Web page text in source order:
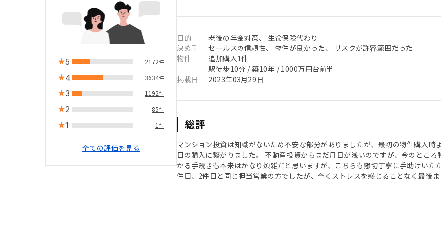
5 2172件
4 3634件
3 1192件
2 85件
1 1件
全ての評価を見る
目的
老後の年金対策、 生命保険代わり
決め手
セールスの信頼性、 物件が良かった、 リスクが許容範囲だった
物件
追加購入1件
駅徒歩10分 / 築10年 / 1000万円台前半
掲載日
2023年03月29日
総評
マンション投資は知識がないため不安な部分がありましたが、最初の物件購入
目の購入に繋がりました。 不動産投資からまだ月日が浅いのですが、今のとこ
かる手続きも本来はかなり煩雑だと思いますが、こちらも懇切丁寧に手助けいた
件目、2件目と同じ担当営業の方でしたが、全くストレスを感じることなく最後